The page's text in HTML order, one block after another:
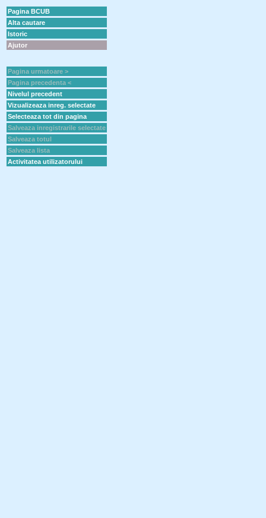
Pagina BCUB
Alta cautare
Istoric
Ajutor
Pagina urmatoare >
Pagina precedenta <
Nivelul precedent
Vizualizeaza inreg. selectate
Selecteaza tot din pagina
Salveaza inregistrarile selectate
Salveaza totul
Salveaza lista
Activitatea utilizatorului